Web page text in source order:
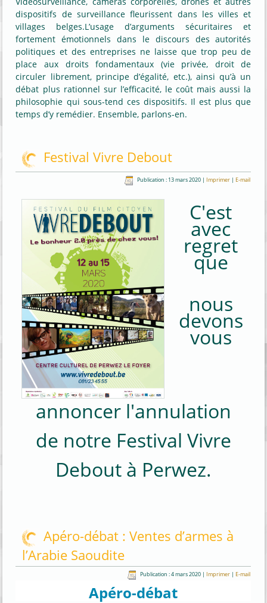
dispositifs de surveillance fleurissent dans les villes et
villages belges.L’usage d’arguments sécuritaires et
fortement émotionnels dans le discours des autorités
politiques et des entreprises ne laisse que trop peu de
place aux droits fondamentaux (vie privée, droit de
circuler librement, principe d’égalité, etc.), ainsi qu’à un
débat plus rationnel sur l’efficacité, le coût mais aussi la
philosophie qui sous-tend ces dispositifs. Il est plus que
temps d’y remédier. Ensemble, parlons-en.
Festival Vivre Debout
Publication : 13 mars 2020 |Imprimer |E-mail
C'est
avec
regret
que
nous
devons
vous
annoncer l'annulation
de notre Festival Vivre
Debout à Perwez.
Apéro-débat : Ventes d’armes à
l’Arabie Saoudite
Publication : 4 mars 2020 |Imprimer |E-mail
Apéro-débat